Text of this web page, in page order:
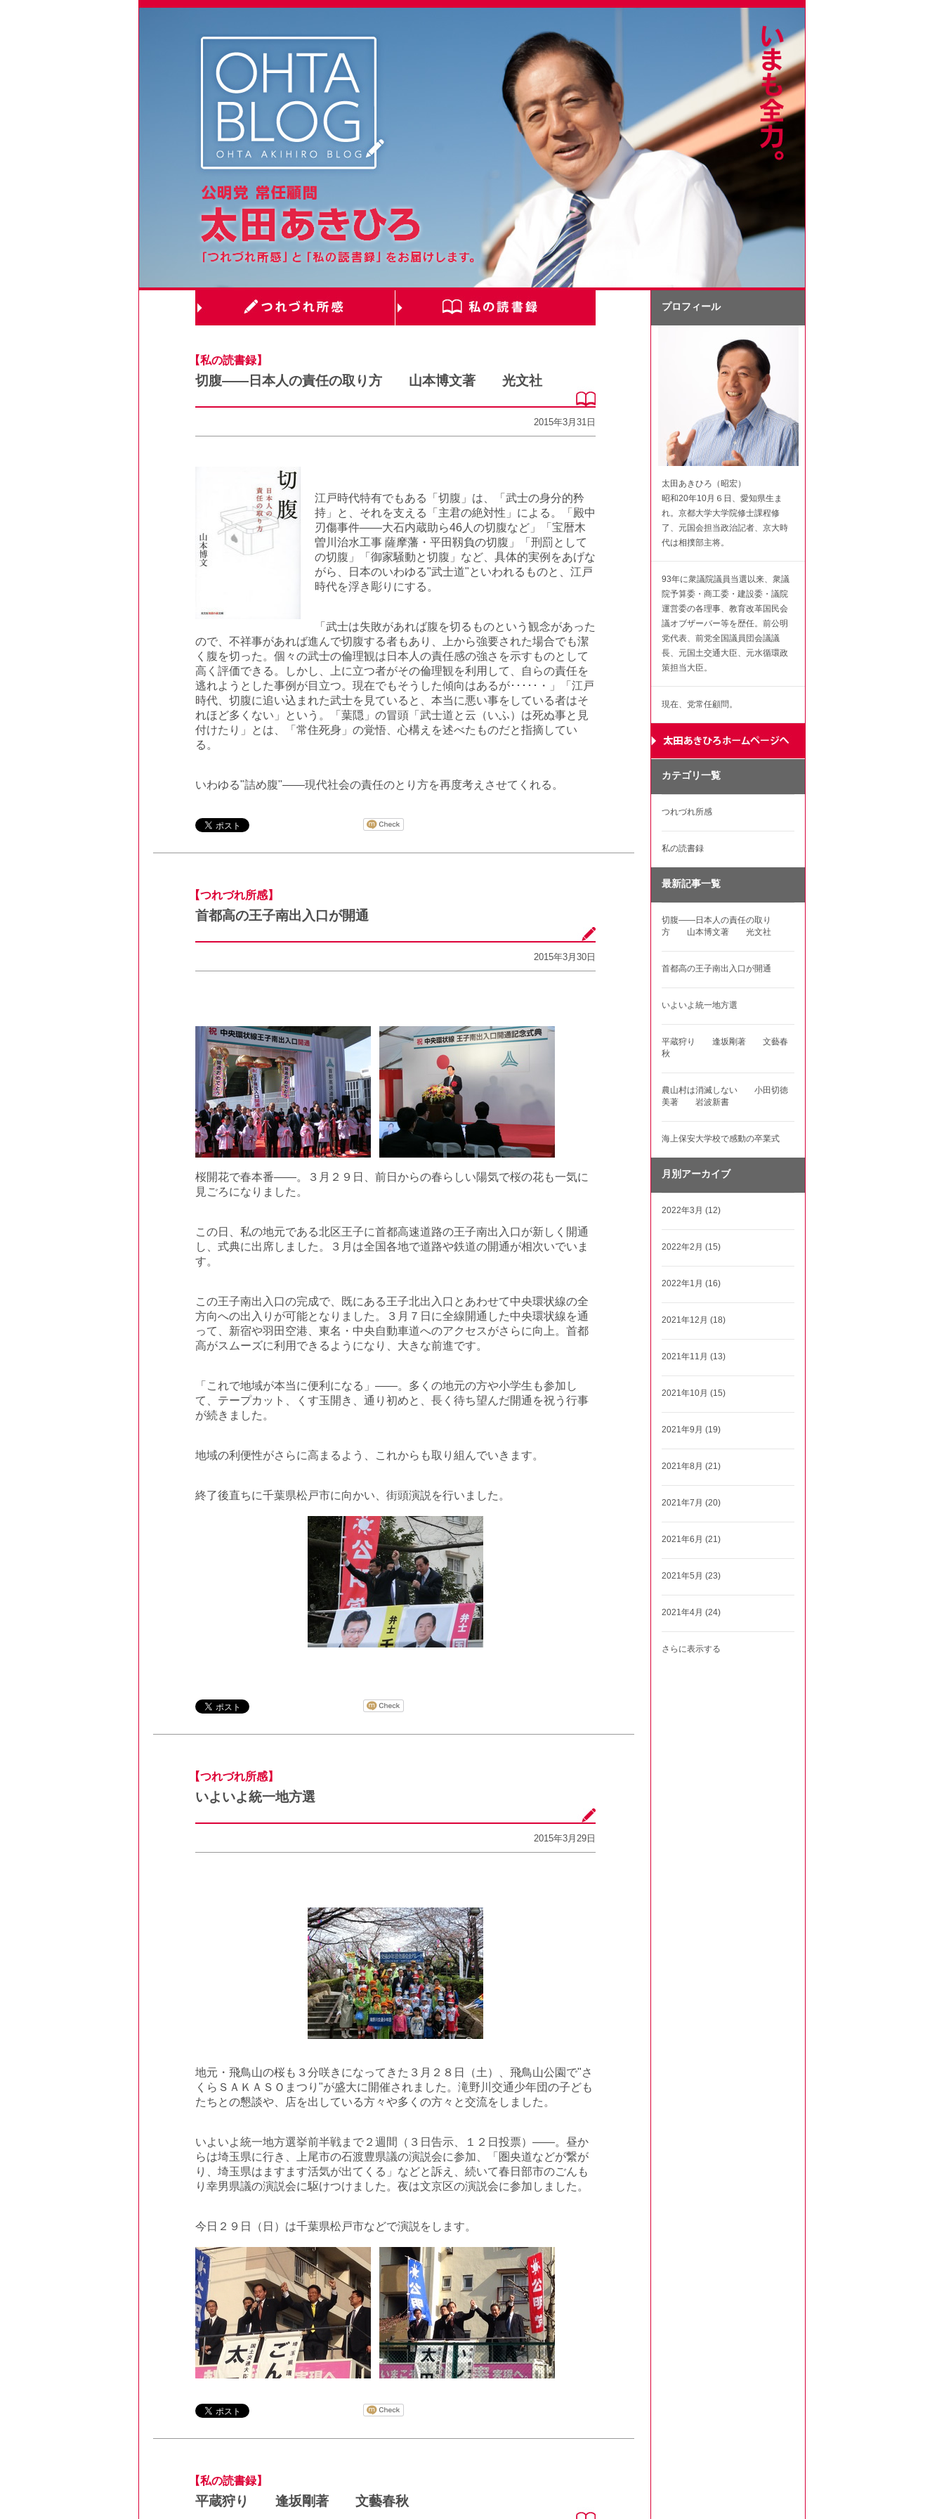
【私の読書録】
切腹――日本人の責任の取り方 山本博文著 光文社
2015年3月31日
江戸時代特有でもある「切腹」は、「武士の身分的矜
持」と、それを支える「主君の絶対性」による。「殿中
刃傷事件――大石内蔵助ら46人の切腹など」「宝暦木
曽川治水工事 薩摩藩・平田靱負の切腹」「刑罰として
の切腹」「御家騒動と切腹」など、具体的実例をあげな
がら、日本のいわゆる"武士道"といわれるものと、江戸
時代を浮き彫りにする。
「武士は失敗があれば腹を切るものという観念があった
ので、不祥事があれば進んで切腹する者もあり、上から強要された場合でも潔
く腹を切った。個々の武士の倫理観は日本人の責任感の強さを示すものとして
高く評価できる。しかし、上に立つ者がその倫理観を利用して、自らの責任を
逃れようとした事例が目立つ。現在でもそうした傾向はあるが･････・」「江戸
時代、切腹に追い込まれた武士を見ていると、本当に悪い事をしている者はそ
れほど多くない」という。「葉隠」の冒頭「武士道と云（いふ）は死ぬ事と見
付けたり」とは、「常住死身」の覚悟、心構えを述べたものだと指摘してい
る。
いわゆる"詰め腹"――現代社会の責任のとり方を再度考えさせてくれる。
【つれづれ所感】
首都高の王子南出入口が開通
2015年3月30日
桜開花で春本番――。３月２９日、前日からの春らしい陽気で桜の花も一気に
見ごろになりました。
この日、私の地元である北区王子に首都高速道路の王子南出入口が新しく開通
し、式典に出席しました。３月は全国各地で道路や鉄道の開通が相次いでいま
す。
この王子南出入口の完成で、既にある王子北出入口とあわせて中央環状線の全
方向への出入りが可能となりました。３月７日に全線開通した中央環状線を通
って、新宿や羽田空港、東名・中央自動車道へのアクセスがさらに向上。首都
高がスムーズに利用できるようになり、大きな前進です。
「これで地域が本当に便利になる」――。多くの地元の方や小学生も参加し
て、テープカット、くす玉開き、通り初めと、長く待ち望んだ開通を祝う行事
が続きました。
地域の利便性がさらに高まるよう、これからも取り組んでいきます。
終了後直ちに千葉県松戸市に向かい、街頭演説を行いました。
【つれづれ所感】
いよいよ統一地方選
2015年3月29日
地元・飛鳥山の桜も３分咲きになってきた３月２８日（土）、飛鳥山公園で"さ
くらＳＡＫＡＳＯまつり"が盛大に開催されました。滝野川交通少年団の子ども
たちとの懇談や、店を出している方々や多くの方々と交流をしました。
いよいよ統一地方選挙前半戦まで２週間（３日告示、１２日投票）――。昼か
らは埼玉県に行き、上尾市の石渡豊県議の演説会に参加、「圏央道などが繋が
り、埼玉県はますます活気が出てくる」などと訴え、続いて春日部市のごんも
り幸男県議の演説会に駆けつけました。夜は文京区の演説会に参加しました。
今日２９日（日）は千葉県松戸市などで演説をします。
【私の読書録】
平蔵狩り 逢坂剛著 文藝春秋
プロフィール
太田あきひろ（昭宏）
昭和20年10月６日、愛知県生ま
れ。京都大学大学院修士課程修
了、元国会担当政治記者、京大時
代は相撲部主将。
93年に衆議院議員当選以来、衆議
院予算委・商工委・建設委・議院
運営委の各理事、教育改革国民会
議オブザーバー等を歴任。前公明
党代表、前党全国議員団会議議
長、元国土交通大臣、元水循環政
策担当大臣。
現在、党常任顧問。
カテゴリ一覧
つれづれ所感
私の読書録
最新記事一覧
切腹――日本人の責任の取り
方 山本博文著 光文社
首都高の王子南出入口が開通
いよいよ統一地方選
平蔵狩り 逢坂剛著 文藝春
秋
農山村は消滅しない 小田切徳
美著 岩波新書
海上保安大学校で感動の卒業式
月別アーカイブ
2022年3月 (12)
2022年2月 (15)
2022年1月 (16)
2021年12月 (18)
2021年11月 (13)
2021年10月 (15)
2021年9月 (19)
2021年8月 (21)
2021年7月 (20)
2021年6月 (21)
2021年5月 (23)
2021年4月 (24)
さらに表示する